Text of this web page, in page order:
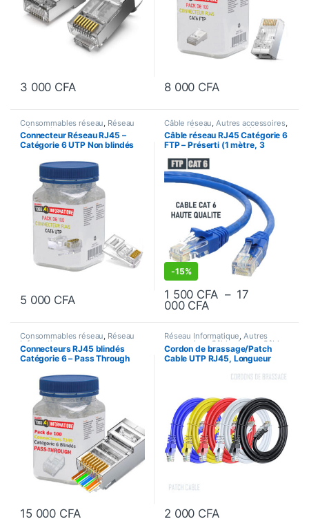
3 000 CFA 8 000 CFA
Consommables réseau Réseau
Informatique
Connecteur Réseau RJ45 –
Catégorie 6 UTP Non blindés
5 000 CFA
Câble réseau Autres accessoires,
Autres Equipements ,Câbles et
Accessoires,Consommables
réseau,Réseau Informatique
Câble réseau RJ45 Catégorie 6
FTP – Préserti (1 mètre, 3
20 mètres)
-15%
1 500 CFA – 17
000 CFAPlage de prix : 1
Ce produit a plusieurs
Consommables réseau, Réseau
Informatique
Connecteurs RJ45 blindés
Catégorie 6 – Pass Through
15 000 CFA
Réseau Informatique,Autres
accessoires , Câble réseau Câbles
et Accessoires,Consommables
réseau,Equipements réseau
Cordon de brassage/Patch
Cable UTP RJ45, Longueur
2 000 CFA